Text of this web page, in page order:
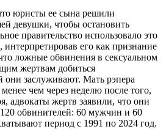
юристы ее сына решили
девушки, чтобы остановить
правительство использовало это
его как признание
ложные обвинения в сексуальном
жертвам добиться
они заслуживают. Мать рэпера
чем через неделю после того,
адвокаты жертв заявили, что они
обвинителей: 60 мужчин и 60
период с 1991 по 2024 год.